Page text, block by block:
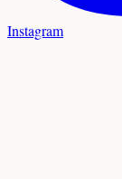
Instagram